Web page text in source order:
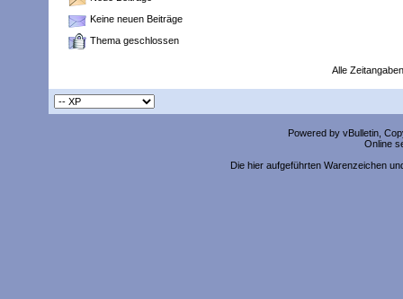
Keine neuen Beiträge
Thema geschlossen
Alle
Powered by vBulletin,
Online
Die hier aufgeführten Warenzeichen